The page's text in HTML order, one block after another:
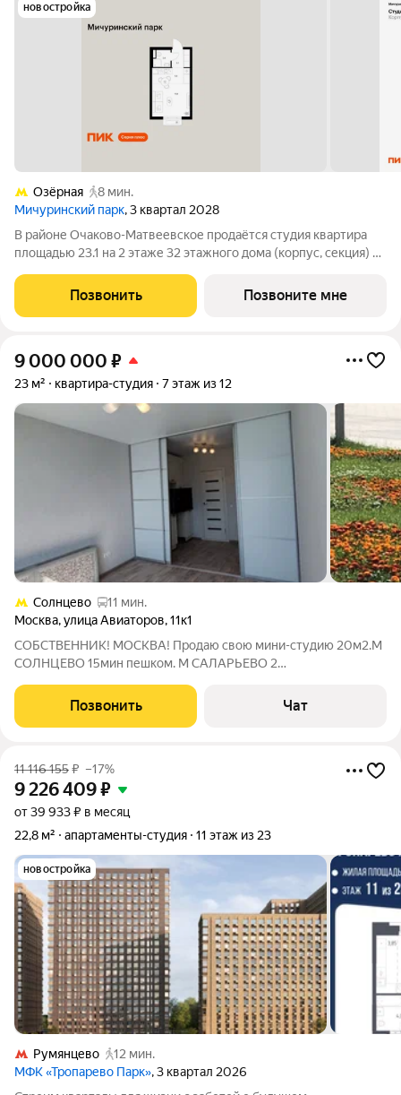
новостройка
Озёрная
8 мин.
Мичуринский парк, 3 квартал 2028
В районе Очаково-Матвеевское продаётся студия квартира
площадью 23.1 на 2 этаже 32 этажного дома (корпус, секция) в
минут пешком до станции метро «Озёрная». 3 минуты на
автомобиле до МКАД и 20
Позвонить Позвоните мне
9 000 000 ₽
23 м² квартира-студия 7 этаж из 12
Солнцево
11 мин.
Москва,улица Авиаторов,11к1
СОБСТВЕННИК! МОСКВА! Продаю свою мини-студию 20м2.М
СОЛНЦЕВО 15мин пешком. М САЛАРЬЕВО 2
кадастровый паспорт,лицевой итд). Кухонная зона у каждого
своя(общей кухни нет) .2 С/У .ПОСТОЯННАЯ
Позвонить Чат
11 116 155₽ –17%
9 226 409₽
от 39 933 ₽ в месяц
22,8 м²
апартаменты-студия 11 этаж из 23
новостройка
Румянцево
12 мин.
МФК «Тропарево Парк», 3 квартал 2026